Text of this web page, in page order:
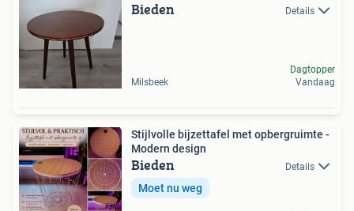
Bieden Details
Milsbeek
Dagtopper
Vandaag
Stijlvolle bijzettafel met opbergruimte -
Modern design
Bieden Details
Moet nu weg